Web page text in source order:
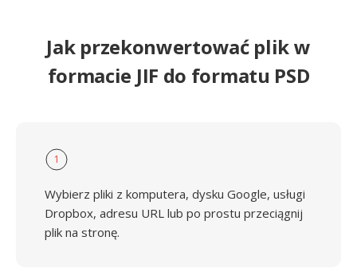
Jak przekonwertować plik w
formacie JIF do formatu PSD
1
Wybierz pliki z komputera, dysku Google, usługi
Dropbox, adresu URL lub po prostu przeciągnij
plik na stronę.